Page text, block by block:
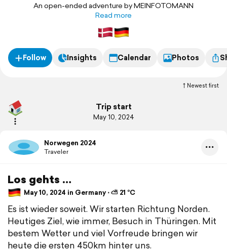
An open-ended adventure by MEINFOTOMANN
Read more
Follow Insights Calendar Photos
Newest first
Trip start
May 10, 2024
Norwegen 2024
Traveler
Los gehts …
May 10, 2024 in Germany ⋅ ⛅ 21 °C
Es ist wieder soweit. Wir starten Richtung Norden.
Heutiges Ziel, wie immer, Besuch in Thüringen. Mit
bestem Wetter und viel Vorfreude bringen wir
heute die ersten 450km hinter uns.